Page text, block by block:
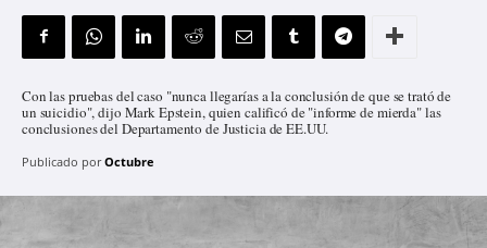
Con las pruebas del caso "nunca llegarías a la conclusión de que se trató de
un suicidio", dijo Mark Epstein, quien calificó de "informe de mierda" las
conclusiones del Departamento de Justicia de EE.UU.
Publicado por Octubre